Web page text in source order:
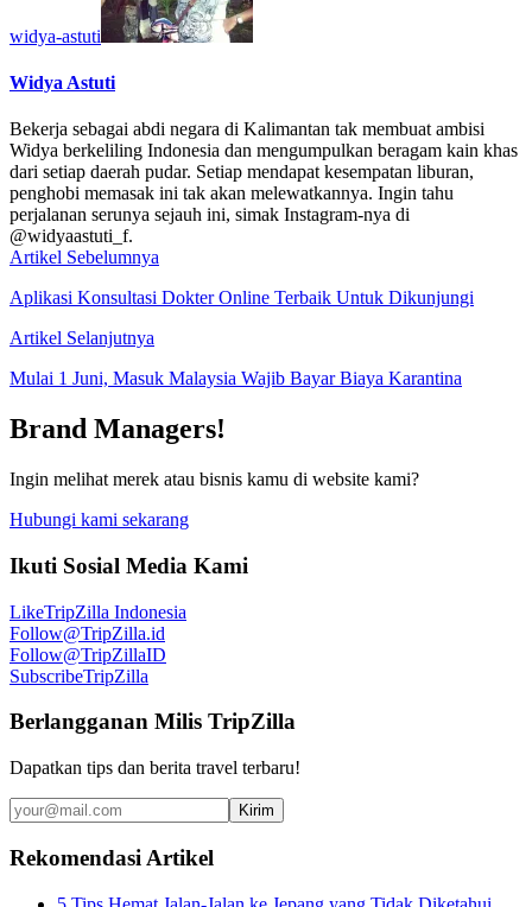
widya-astuti
Widya Astuti
Bekerja sebagai abdi negara di Kalimantan tak membuat ambisi
Widya berkeliling Indonesia dan mengumpulkan beragam kain khas
dari setiap daerah pudar. Setiap mendapat kesempatan liburan,
penghobi memasak ini tak akan melewatkannya. Ingin tahu
perjalanan serunya sejauh ini, simak Instagram-nya di
@widyaastuti_f.
Artikel Sebelumnya
Aplikasi Konsultasi Dokter Online Terbaik Untuk Dikunjungi
Artikel Selanjutnya
Mulai 1 Juni, Masuk Malaysia Wajib Bayar Biaya Karantina
Brand Managers!
Ingin melihat merek atau bisnis kamu di website kami?
Hubungi kami sekarang
Ikuti Sosial Media Kami
LikeTripZilla Indonesia
Follow@TripZilla.id
Follow@TripZillaID
SubscribeTripZilla
Berlangganan Milis TripZilla
Dapatkan tips dan berita travel terbaru!
Kirim
Rekomendasi Artikel